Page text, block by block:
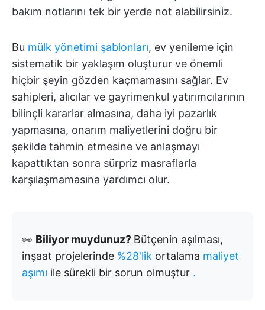
bakım notlarını tek bir yerde not alabilirsiniz.
Bu mülk yönetimi şablonları, ev yenileme için
sistematik bir yaklaşım oluşturur ve önemli
hiçbir şeyin gözden kaçmamasını sağlar. Ev
sahipleri, alıcılar ve gayrimenkul yatırımcılarının
bilinçli kararlar almasına, daha iyi pazarlık
yapmasına, onarım maliyetlerini doğru bir
şekilde tahmin etmesine ve anlaşmayı
kapattıktan sonra sürpriz masraflarla
karşılaşmamasına yardımcı olur.
👀 Biliyor muydunuz? Bütçenin aşılması,
inşaat projelerinde %28'lik ortalama maliyet
aşımı ile sürekli bir sorun olmuştur .